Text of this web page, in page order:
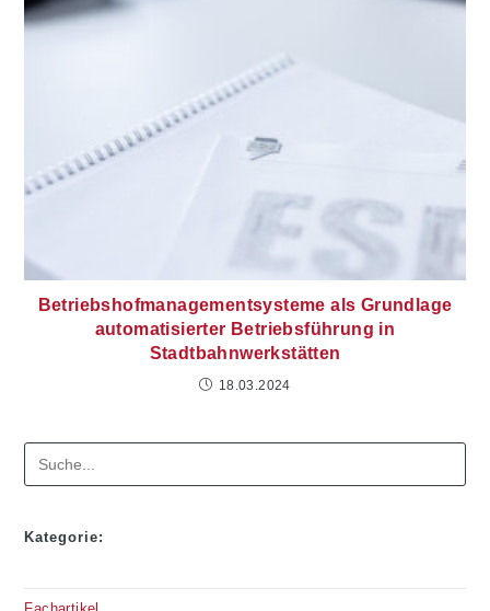
Betriebshofmanagementsysteme als Grundlage
automatisierter Betriebsführung in
Stadtbahnwerkstätten
18.03.2024
Suchen
Kategorie: